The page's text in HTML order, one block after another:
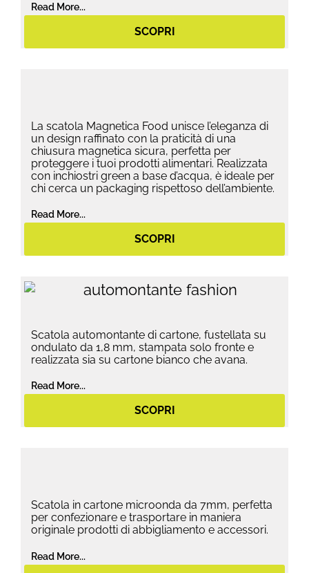
Read More...
SCOPRI
La scatola Magnetica Food unisce l’eleganza di
un design raffinato con la praticità di una
chiusura magnetica sicura, perfetta per
proteggere i tuoi prodotti alimentari. Realizzata
con inchiostri green a base d’acqua, è ideale per
chi cerca un packaging rispettoso dell’ambiente.
Read More...
SCOPRI
Scatola automontante di cartone, fustellata su
ondulato da 1,8 mm, stampata solo fronte e
realizzata sia su cartone bianco che avana.
Read More...
SCOPRI
Scatola in cartone microonda da 7mm, perfetta
per confezionare e trasportare in maniera
originale prodotti di abbigliamento e accessori.
Read More...